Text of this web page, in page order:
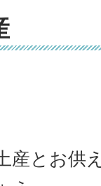
産とお供